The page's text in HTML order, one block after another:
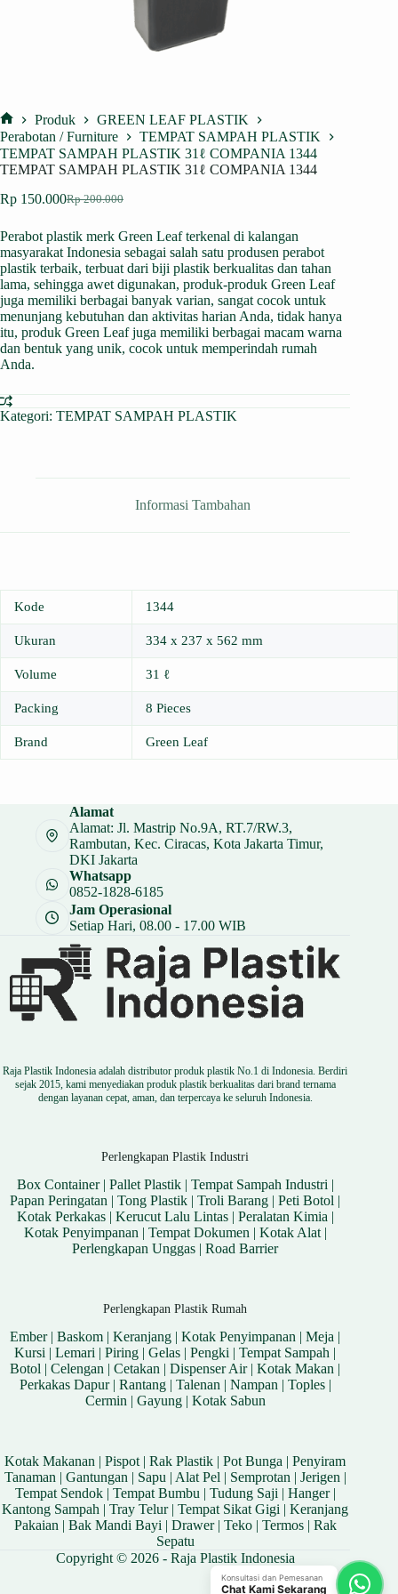
Home
Produk
GREEN LEAF PLASTIK
Perabotan / Furniture
TEMPAT SAMPAH PLASTIK
TEMPAT SAMPAH PLASTIK 31ℓ COMPANIA 1344
TEMPAT SAMPAH PLASTIK 31ℓ COMPANIA 1344
Rp200.000
Harga
adalah:
Rp 200.000.
Rp 150.000Harga
ini
adalah:
Rp 150.000.
Perabot plastik merk Green Leaf terkenal di kalangan
masyarakat Indonesia sebagai salah satu produsen perabot
plastik terbaik, terbuat dari biji plastik berkualitas dan tahan
lama, sehingga awet digunakan, produk-produk Green Leaf
juga memiliki berbagai banyak varian, sangat cocok untuk
menunjang kebutuhan dan aktivitas harian Anda, tidak hanya
itu, produk Green Leaf juga memiliki berbagai macam warna
dan bentuk yang unik, cocok untuk memperindah rumah
Anda.
Kategori: TEMPAT SAMPAH PLASTIK
Informasi Tambahan
Kode 1344
Ukuran 334 x 237 x 562 mm
Volume 31 ℓ
Packing 8 Pieces
Brand Green Leaf
Alamat
Alamat: Jl. Mastrip No.9A, RT.7/RW.3,
Rambutan, Kec. Ciracas, Kota Jakarta Timur,
DKI Jakarta
Whatsapp
0852-1828-6185
Jam Operasional
Setiap Hari, 08.00 - 17.00 WIB
Raja Plastik Indonesia adalah distributor produk plastik No.1 di Indonesia. Berdiri
sejak 2015, kami menyediakan produk plastik berkualitas dari brand ternama
dengan layanan cepat, aman, dan terpercaya ke seluruh Indonesia.
Perlengkapan Plastik Industri
Box Container| Pallet Plastik| Tempat Sampah Industri |
Papan Peringatan |Tong Plastik |Troli Barang |Peti Botol |
Kotak Perkakas| Kerucut Lalu Lintas| Peralatan Kimia |
Kotak Penyimpanan | Tempat Dokumen | Kotak Alat|
Perlengkapan Unggas |Road Barrier
Perlengkapan Plastik Rumah
Ember|Baskom |Keranjang |Kotak Penyimpanan |Meja |
Kursi |Lemari |Piring |Gelas |Pengki |Tempat Sampah |
Botol |Celengan |Cetakan |Dispenser Air|Kotak Makan |
Perkakas Dapur| Rantang| Talenan | Nampan | Toples|
Cermin | Gayung| Kotak Sabun
Kotak Makanan |Pispot |Rak Plastik |Pot Bunga |Penyiram
Tanaman | Gantungan | Sapu | Alat Pel | Semprotan | Jerigen |
Tempat Sendok| Tempat Bumbu | Tudung Saji | Hanger|
Kantong Sampah |Tray Telur|Tempat Sikat Gigi |Keranjang
Pakaian | Bak Mandi Bayi | Drawer| Teko| Termos| Rak
Sepatu
Copyright © 2026 - Raja Plastik Indonesia
Konsultasi dan Pemesanan
Chat Kami Sekarang